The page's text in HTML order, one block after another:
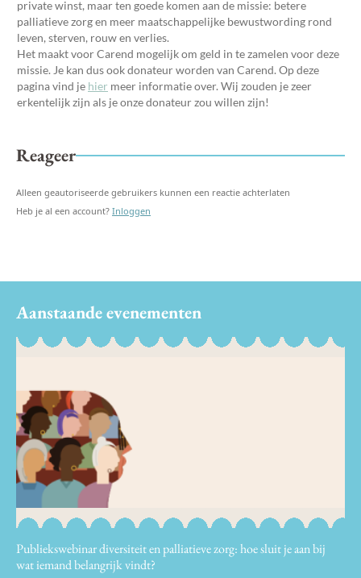
private winst, maar ten goede komen aan de missie: betere
palliatieve zorg en meer maatschappelijke bewustwording rond
leven, sterven, rouw en verlies.
Het maakt voor Carend mogelijk om geld in te zamelen voor deze
missie. Je kan dus ook donateur worden van Carend. Op deze
pagina vind je hier meer informatie over. Wij zouden je zeer
erkentelijk zijn als je onze donateur zou willen zijn!
Reageer
Alleen geautoriseerde gebruikers kunnen een reactie achterlaten
Heb je al een account? Inloggen
Aanstaande evenementen
Publiekswebinar diversiteit en palliatieve zorg: hoe sluit je aan bij
wat iemand belangrijk vindt?